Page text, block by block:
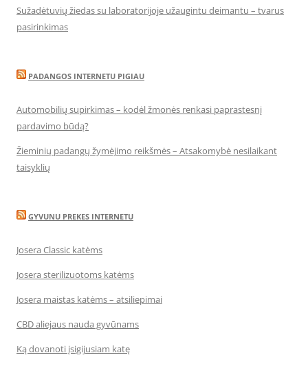
Sužadėtuvių žiedas su laboratorijoje užaugintu deimantu – tvarus
pasirinkimas
PADANGOS INTERNETU PIGIAU
Automobilių supirkimas – kodėl žmonės renkasi paprastesnį
pardavimo būdą?
Žieminių padangų žymėjimo reikšmės – Atsakomybė nesilaikant
taisyklių
GYVUNU PREKES INTERNETU
Josera Classic katėms
Josera sterilizuotoms katėms
Josera maistas katėms – atsiliepimai
CBD aliejaus nauda gyvūnams
Ką dovanoti įsigijusiam katę